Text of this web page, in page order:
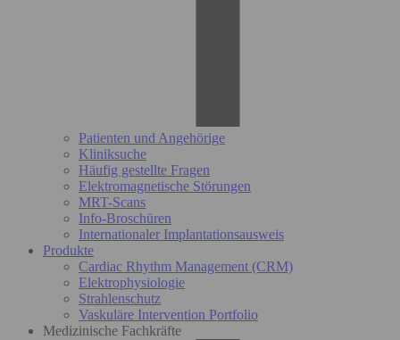
Patienten und Angehörige
Kliniksuche
Häufig gestellte Fragen
Elektromagnetische Störungen
MRT-Scans
Info-Broschüren
Internationaler Implantationsausweis
Produkte
Cardiac Rhythm Management (CRM)
Elektrophysiologie
Strahlenschutz
Vaskuläre Intervention Portfolio
Medizinische Fachkräfte